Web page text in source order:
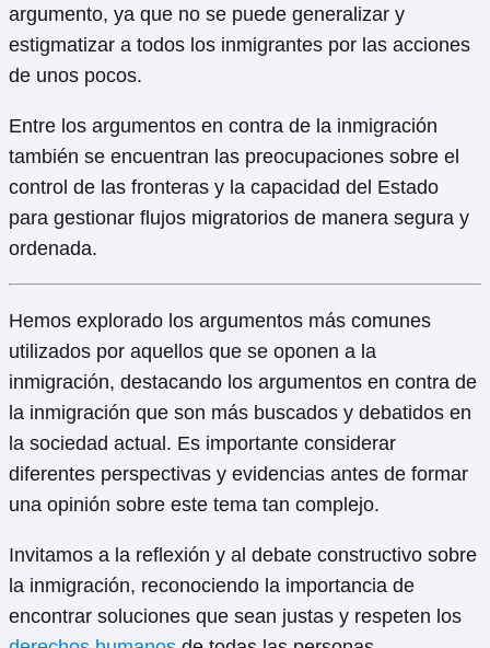
argumento, ya que no se puede generalizar y
estigmatizar a todos los inmigrantes por las acciones
de unos pocos.
Entre los argumentos en contra de la inmigración
también se encuentran las preocupaciones sobre el
control de las fronteras y la capacidad del Estado
para gestionar flujos migratorios de manera segura y
ordenada.
Hemos explorado los argumentos más comunes
utilizados por aquellos que se oponen a la
inmigración, destacando los argumentos en contra de
la inmigración que son más buscados y debatidos en
la sociedad actual. Es importante considerar
diferentes perspectivas y evidencias antes de formar
una opinión sobre este tema tan complejo.
Invitamos a la reflexión y al debate constructivo sobre
la inmigración, reconociendo la importancia de
encontrar soluciones que sean justas y respeten los